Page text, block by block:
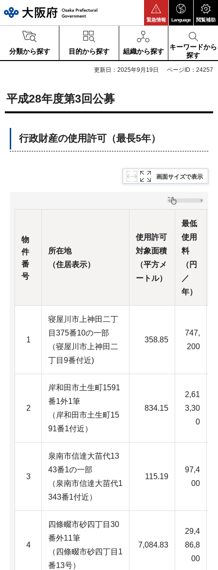
緊急情報 Language 閲覧補助
分類から探す 目的から探す 組織から探す
キーワードから
探す
更新日：2025年9月19日 ページID：24257
平成28年度第3回公募
行政財産の使用許可（最長5年）
画面サイズで表示
物
件
番
号
所在地
（住居表示）
使用許可
対象面積
（平方メ
ートル）
最低
使用
料
（円
／
年）
1
寝屋川市上神田二丁
目375番10の一部
（寝屋川市上神田二
丁目9番付近)
358.85
747,
200
2
岸和田市土生町1591
番1外1筆
（岸和田市土生町15
91番1付近）
834.15
2,61
3,30
0
3
泉南市信達大苗代13
43番1の一部
（泉南市信達大苗代1
343番1付近）
115.19
97,4
00
4
四條畷市砂四丁目30
番外11筆
（四條畷市砂四丁目1
番13号）
7,084.83
29,4
86,8
00